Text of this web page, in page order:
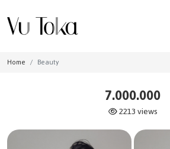
Home Beauty
7.000.000
2213 views